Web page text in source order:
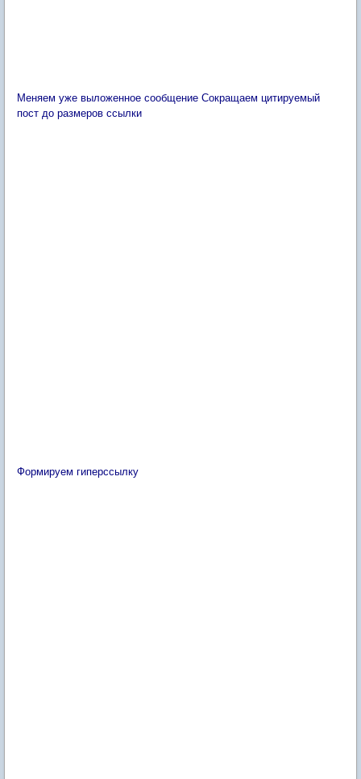
Меняем уже выложенное сообщение Сокращаем цитируемый
пост до размеров ссылки
Формируем гиперссылку